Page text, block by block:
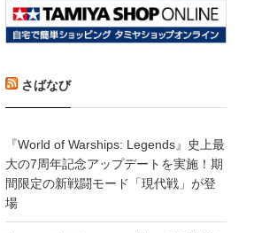
さばなび
『World of Warships: Legends』史上最
大の7周年記念アップデートを実施！期
間限定の新戦闘モード「現代戦」が登
場